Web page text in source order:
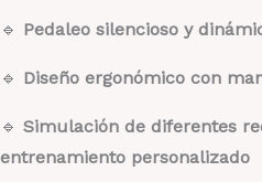
🔹 Pedaleo silencioso y
🔹 Diseño ergonómico con
🔹 Simulación de diferentes
entrenamiento personalizado